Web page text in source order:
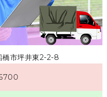
市坪井東2-2-8